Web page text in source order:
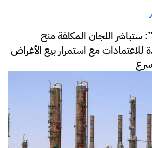
اللجان المكلفة منح
للاعتمادات مع استمرار بيع الأغراض